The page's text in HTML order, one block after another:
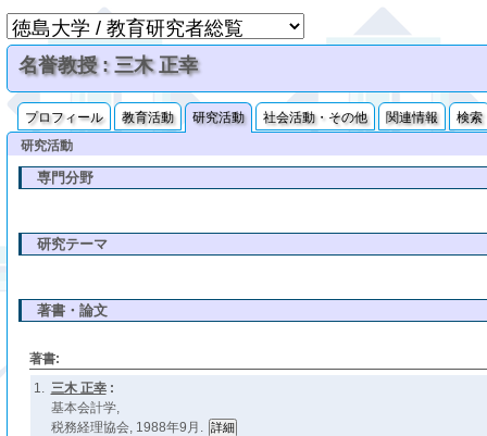
名誉教授 : 三木 正幸
プロフィール 教育活動 研究活動 社会活動・その他 関連情報
検索
研究活動
専門分野
研究テーマ
著書・論文
著書:
1. 三木 正幸:
基本会計学,
税務経理協会, 1988年9月.